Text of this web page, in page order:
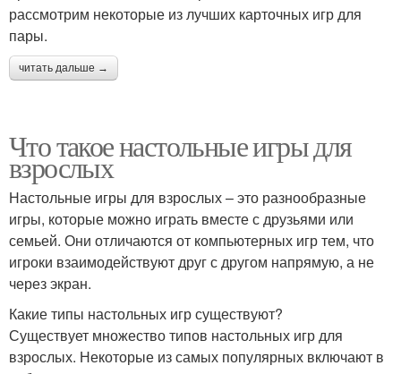
рассмотрим некоторые из лучших карточных игр для
пары.
читать дальше →
Что такое настольные игры для
взрослых
Настольные игры для взрослых – это разнообразные
игры, которые можно играть вместе с друзьями или
семьей. Они отличаются от компьютерных игр тем, что
игроки взаимодействуют друг с другом напрямую, а не
через экран.
Какие типы настольных игр существуют?
Существует множество типов настольных игр для
взрослых. Некоторые из самых популярных включают в